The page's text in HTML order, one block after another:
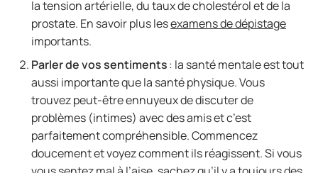
la tension artérielle, du taux de cholestérol et de la
prostate. En savoir plus lesexamens de dépistage
importants.
Parler de vos sentiments: la santé mentale est tout
aussi importante que la santé physique. Vous
trouvez peut-être ennuyeux de discuter de
problèmes (intimes) avec des amis et c’est
parfaitement compréhensible. Commencez
doucement et voyez comment ils réagissent. Si vous